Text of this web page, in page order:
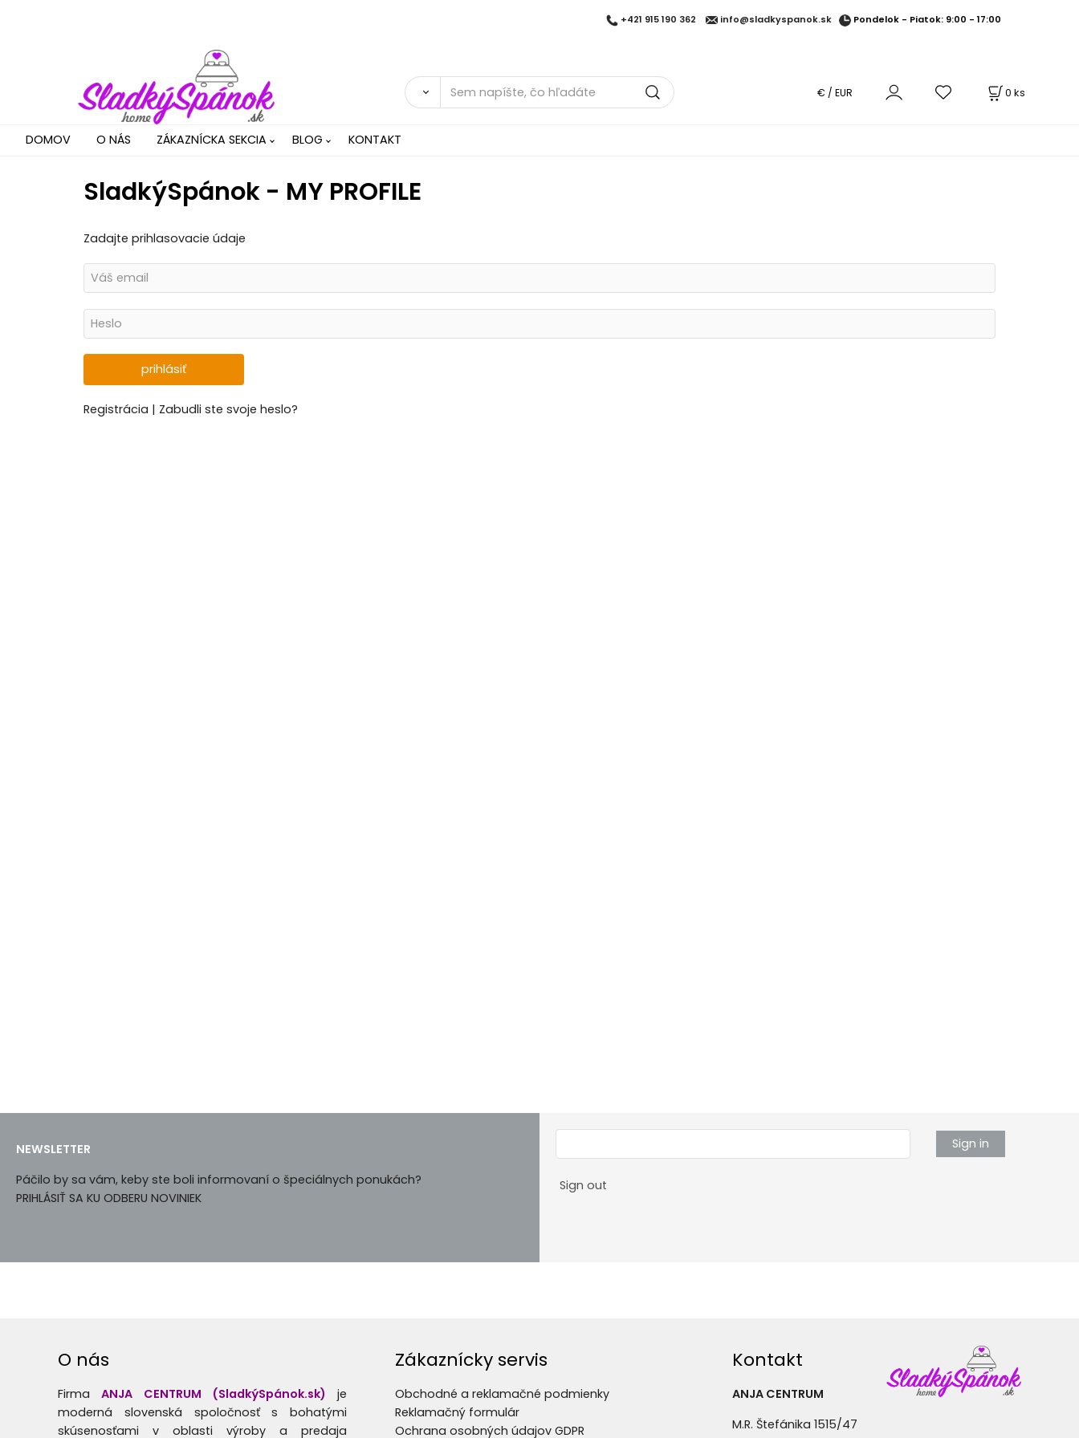
+421 915 190 362 info@sladkyspanok.sk Pondelok - Piatok: 9:00 - 17:00
0 ks
€ / EUR
DOMOV O NÁS ZÁKAZNÍCKA SEKCIA BLOG KONTAKT
SladkýSpánok - MY PROFILE
Zadajte prihlasovacie údaje
Registrácia | Zabudli ste svoje heslo?
NEWSLETTER
Páčilo by sa vám, keby ste boli informovaní o špeciálnych ponukách?
PRIHLÁSIŤ SA KU ODBERU NOVINIEK
Sign in
Sign out
O nás
FirmaANJA CENTRUM (SladkýSpánok.sk) je
moderná slovenská spoločnosť s bohatými
skúsenosťami v oblasti výroby a predaja
Zákaznícky servis
Obchodné a reklamačné podmienky
Reklamačný formulár
Ochrana osobných údajov GDPR
Kontakt
ANJA CENTRUM
M.R. Štefánika 1515/47